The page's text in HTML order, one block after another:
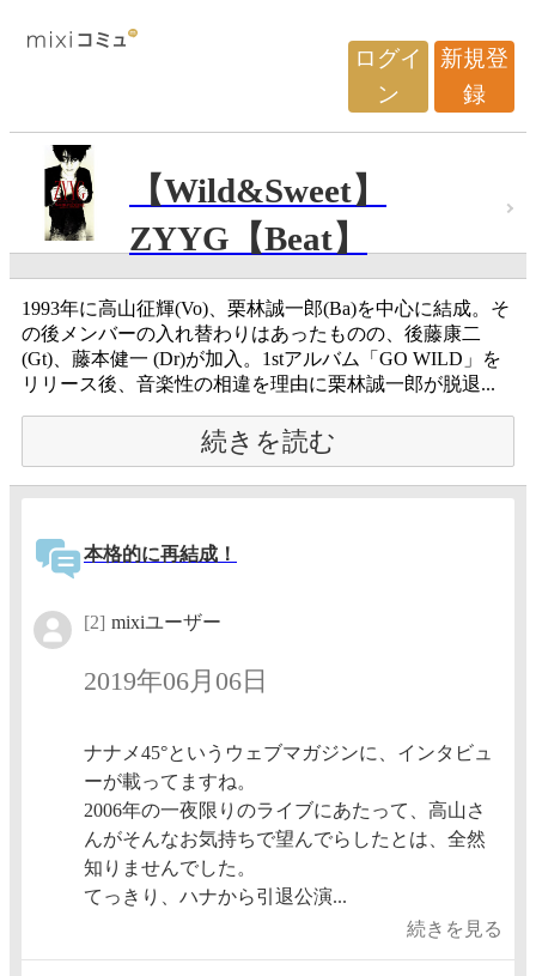
ログイ
ン
新規登
録
【Wild&Sweet】
ZYYG【Beat】
1993年に高山征輝(Vo)、栗林誠一郎(Ba)を中心に結成。そ
の後メンバーの入れ替わりはあったものの、後藤康二
(Gt)、藤本健一 (Dr)が加入。1stアルバム「GO WILD」を
リリース後、音楽性の相違を理由に栗林誠一郎が脱退...
続きを読む
本格的に再結成！
[2] mixiユーザー
2019年06月06日
ナナメ45°というウェブマガジンに、インタビュ
ーが載ってますね。
2006年の一夜限りのライブにあたって、高山さ
んがそんなお気持ちで望んでらしたとは、全然
知りませんでした。
てっきり、ハナから引退公演...
続きを見る